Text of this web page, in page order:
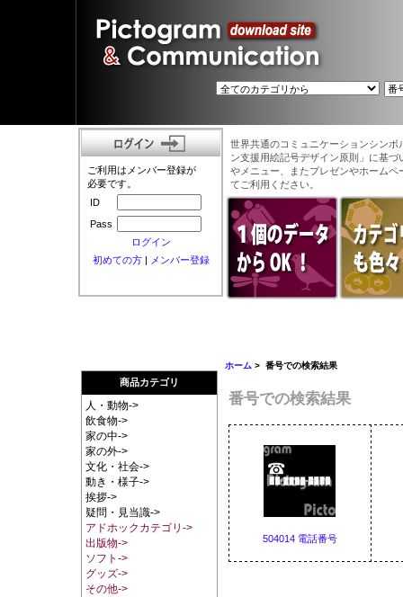
ご利用はメンバー登録が
必要です。
ID
Pass
ログイン
初めての方| メンバー登録
世界共通のコミュニケーションシン
ン支援用絵記号デザイン原則」に基
やメニュー、またプレゼンやホーム
てご利用ください。
商品カテゴリ
人・動物->
飲食物->
家の中->
家の外->
文化・社会->
動き・様子->
挨拶->
疑問・見当識->
アドホックカテゴリ->
出版物->
ソフト->
グッズ->
その他->
ホーム > 番号での検索結果
番号での検索結果
504014 電話番号